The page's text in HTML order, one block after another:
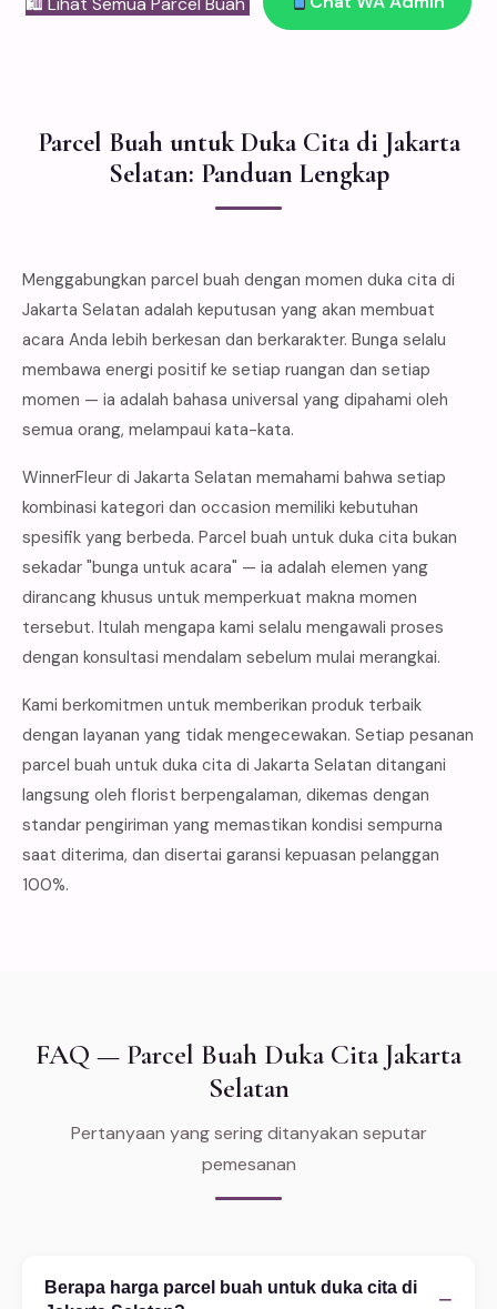
Parcel Buah untuk Duka Cita di Jakarta
Selatan: Panduan Lengkap
Menggabungkan parcel buah dengan momen duka cita di
Jakarta Selatan adalah keputusan yang akan membuat
acara Anda lebih berkesan dan berkarakter. Bunga selalu
membawa energi positif ke setiap ruangan dan setiap
momen — ia adalah bahasa universal yang dipahami oleh
semua orang, melampaui kata-kata.
WinnerFleur di Jakarta Selatan memahami bahwa setiap
kombinasi kategori dan occasion memiliki kebutuhan
spesifik yang berbeda. Parcel buah untuk duka cita bukan
sekadar "bunga untuk acara" — ia adalah elemen yang
dirancang khusus untuk memperkuat makna momen
tersebut. Itulah mengapa kami selalu mengawali proses
dengan konsultasi mendalam sebelum mulai merangkai.
Kami berkomitmen untuk memberikan produk terbaik
dengan layanan yang tidak mengecewakan. Setiap pesanan
parcel buah untuk duka cita di Jakarta Selatan ditangani
langsung oleh florist berpengalaman, dikemas dengan
standar pengiriman yang memastikan kondisi sempurna
saat diterima, dan disertai garansi kepuasan pelanggan
100%.
FAQ — Parcel Buah Duka Cita Jakarta
Selatan
Pertanyaan yang sering ditanyakan seputar
pemesanan
Berapa harga parcel buah untuk duka cita di
−